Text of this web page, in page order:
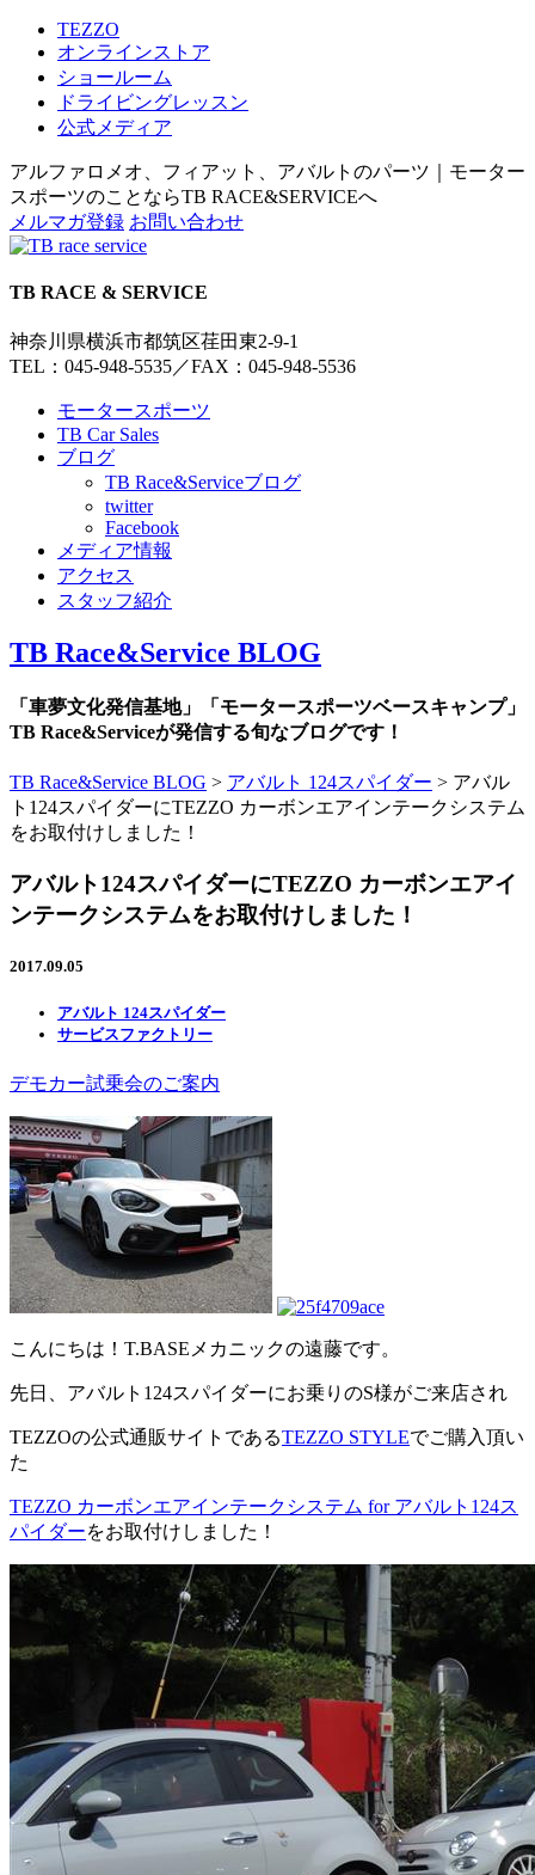
TEZZO
オンラインストア
ショールーム
ドライビングレッスン
公式メディア
アルファロメオ、フィアット、アバルトのパーツ｜モーター
スポーツのことならTB RACE&SERVICEへ
メルマガ登録 お問い合わせ
TB RACE & SERVICE
神奈川県横浜市都筑区荏田東2-9-1
TEL：045-948-5535／FAX：045-948-5536
モータースポーツ
TB Car Sales
ブログ
TB Race&Serviceブログ
twitter
Facebook
メディア情報
アクセス
スタッフ紹介
TB Race&Service BLOG
「車夢文化発信基地」「モータースポーツベースキャンプ」
TB Race&Serviceが発信する旬なブログです！
TB Race&Service BLOG > アバルト 124スパイダー > アバル
ト124スパイダーにTEZZO カーボンエアインテークシステム
をお取付けしました！
アバルト124スパイダーにTEZZO カーボンエアイ
ンテークシステムをお取付けしました！
2017.09.05
アバルト 124スパイダー
サービスファクトリー
デモカー試乗会のご案内
こんにちは！T.BASEメカニックの遠藤です。
先日、アバルト124スパイダーにお乗りのS様がご来店され
TEZZOの公式通販サイトであるTEZZO STYLEでご購入頂い
た
TEZZO カーボンエアインテークシステム for アバルト124ス
パイダーをお取付けしました！